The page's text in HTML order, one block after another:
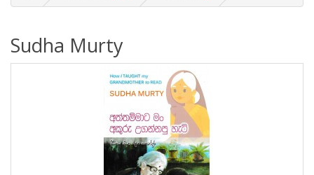
Sudha Murty